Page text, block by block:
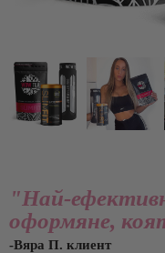
"Най-
оформяне,
-Вяра П. клиент